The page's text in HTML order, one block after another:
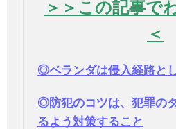
＞＞この記事で
＜
◎ベランダは侵入経路と
◎防犯のコツは、犯罪の
るよう対策すること